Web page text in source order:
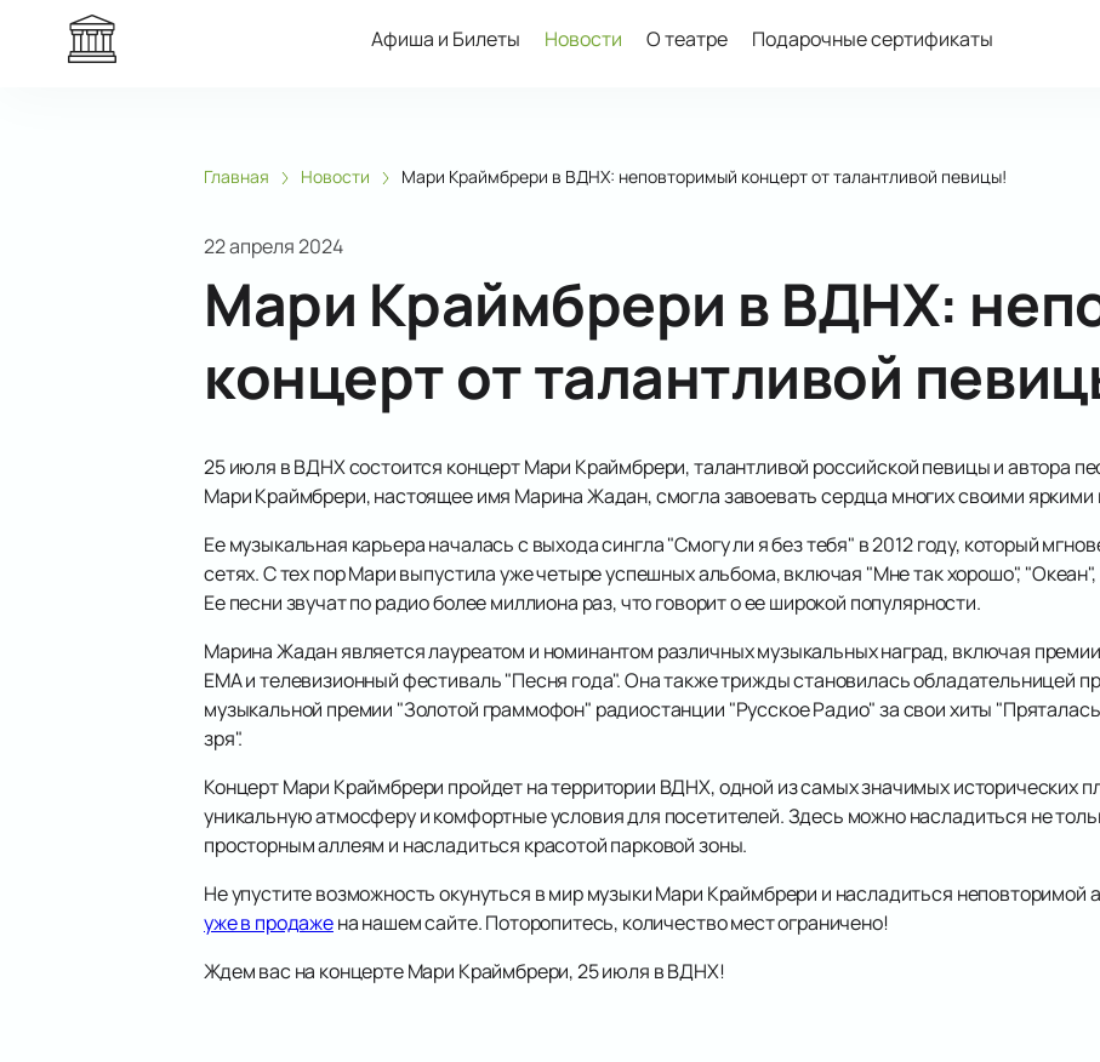
Афиша и Билеты Новости О театре Подарочные сертификаты
Главная Новости Мари Краймбрери в ВДНХ: неповторимый концерт от талантливой певицы!
22 апреля 2024
Мари Краймбрери в ВДНХ:
концерт от талантливой
25 июля в ВДНХ состоится концерт Мари Краймбрери, талантливой российской певицы и автора
Мари Краймбрери, настоящее имя Марина Жадан, смогла завоевать сердца многих своими
Ее музыкальная карьера началась с выхода сингла "Смогу ли я без тебя" в 2012 году, который
сетях. С тех пор Мари выпустила уже четыре успешных альбома, включая "Мне так хорошо",
Ее песни звучат по радио более миллиона раз, что говорит о ее широкой популярности.
Марина Жадан является лауреатом и номинантом различных музыкальных наград, включая
EMA и телевизионный фестиваль "Песня года". Она также трижды становилась обладательницей
музыкальной премии "Золотой граммофон" радиостанции "Русское Радио" за свои хиты
зря".
Концерт Мари Краймбрери пройдет на территории ВДНХ, одной из самых значимых исторических
уникальную атмосферу и комфортные условия для посетителей. Здесь можно насладиться не
просторным аллеям и насладиться красотой парковой зоны.
Не упустите возможность окунуться в мир музыки Мари Краймбрери и насладиться неповторимой
уже в продажена нашем сайте. Поторопитесь, количество мест ограничено!
Ждем вас на концерте Мари Краймбрери, 25 июля в ВДНХ!